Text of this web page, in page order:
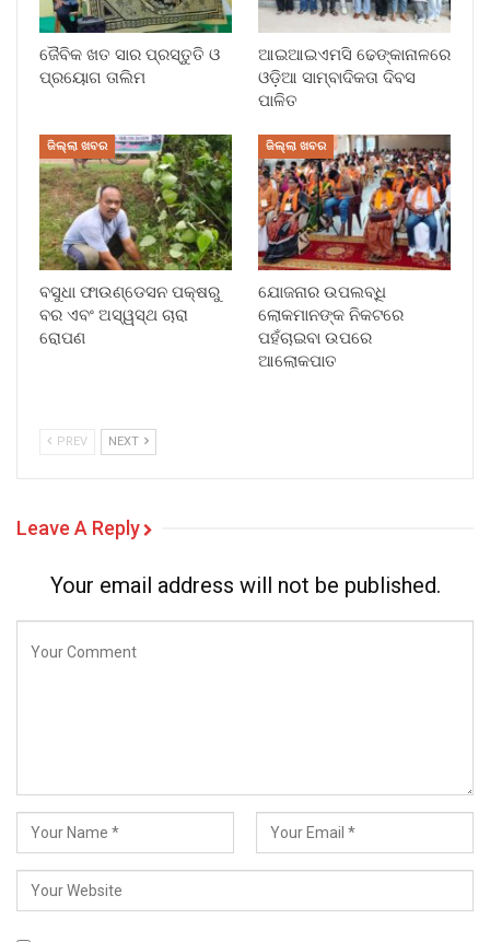
ଜୈବିକ ଖତ ସାର ପ୍ରସ୍ତୁତି ଓ
ପ୍ରୟୋଗ ତାଲିମ
ଆଇଆଇଏମସି ଢେଙ୍କାନାଳରେ
ଓଡ଼ିଆ ସାମ୍ବାଦିକତା ଦିବସ
ପାଳିତ
ଜିଲ୍ଲା ଖବର
ବସୁଧା ଫାଉଣ୍ଡେସନ ପକ୍ଷରୁ
ବର ଏବଂ ଅସ୍ୱସ୍ଥ ଚାରା
ରୋପଣ
ଜିଲ୍ଲା ଖବର
ଯୋଜନାର ଉପଲବ୍ଧି
ଲୋକମାନଙ୍କ ନିକଟରେ
ପହଁଚାଇବା ଉପରେ
ଆଲୋକପାତ
PREV NEXT
Leave A Reply
Your email address will not be published.